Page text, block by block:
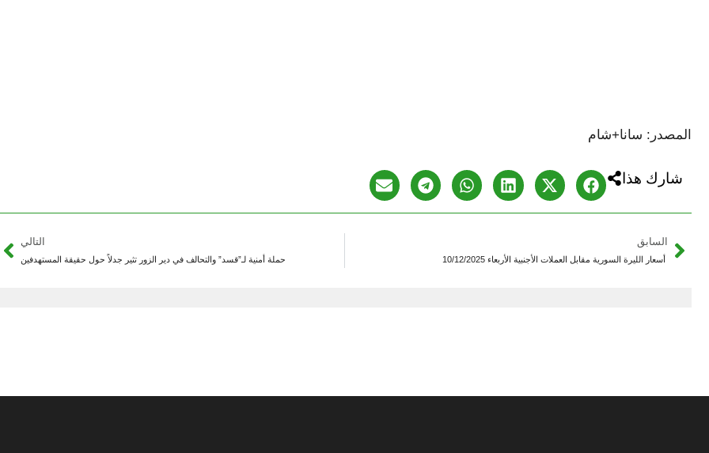
المصدر: سانا+شام
شارك هذا
السابق
أسعار الليرة السورية مقابل العملات الأجنبية الأربعاء 10/12/2025
التالي
حملة أمنية لـ”قسد” والتحالف في دير الزور تثير جدلاً حول حقيقة المستهدفين